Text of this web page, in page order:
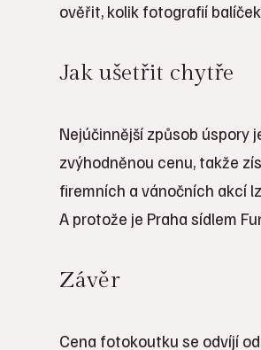
ověřit, kolik fotografií
Jak ušetřit chytře
Nejúčinnější způsob úspory
zvýhodněnou cenu, takže
firemních a vánočních akcí
A protože je Praha sídlem
Závěr
Cena fotokoutku se odvíjí